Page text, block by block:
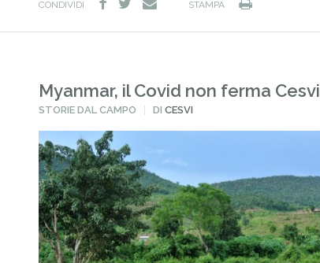
CONDIVIDI
e-
STAMPA
Myanmar, il Covid non ferma Cesvi
PUBBLICATO
STORIE DAL CAMPO DICESVI